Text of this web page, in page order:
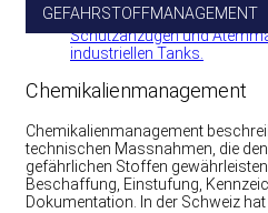
GEFAHRSTOFFMANAGEMENT
Chemikalienmanagement
Chemikalienmanagement
technischen Massnahmen, die
gefährlichen Stoffen
Beschaffung, Einstufung,
Dokumentation. In der Schweiz hat